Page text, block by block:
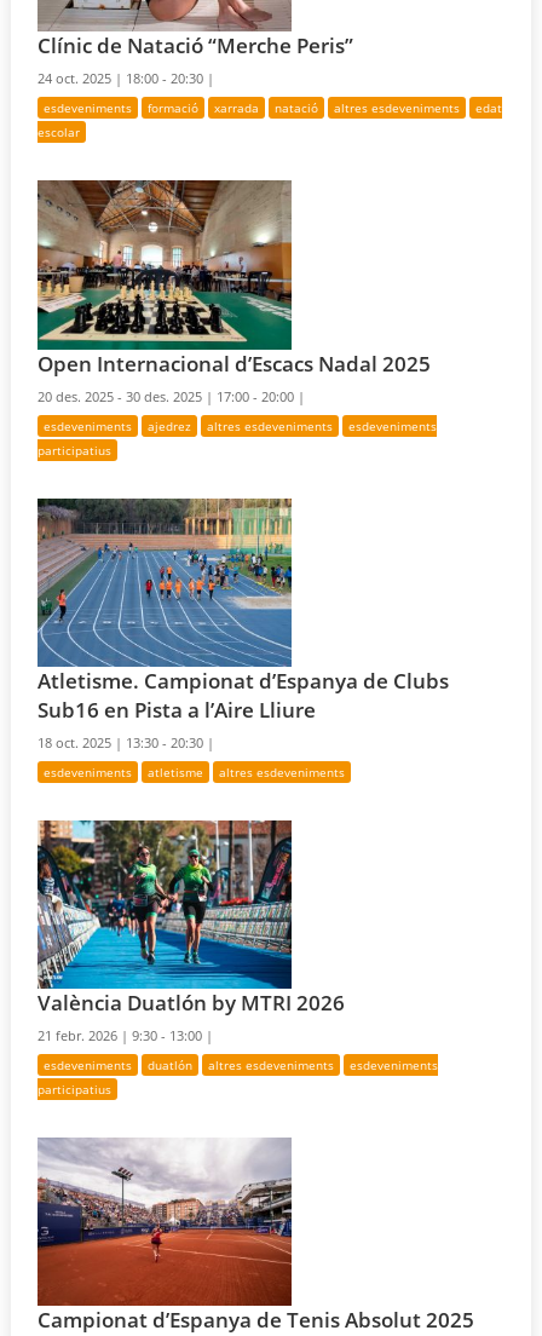
Clínic de Natació “Merche Peris”
24 oct. 2025 | 18:00 - 20:30 |
esdeveniments formació xarrada natació altres esdeveniments
edat
escolar
Open Internacional d’Escacs Nadal 2025
20 des. 2025 - 30 des. 2025 | 17:00 - 20:00 |
esdeveniments ajedrez altres esdeveniments
esdeveniments
participatius
Atletisme. Campionat d’Espanya de Clubs
Sub16 en Pista a l’Aire Lliure
18 oct. 2025 | 13:30 - 20:30 |
esdeveniments atletisme altres esdeveniments
València Duatlón by MTRI 2026
21 febr. 2026 |9:30 - 13:00 |
esdeveniments duatlón altres esdeveniments
esdeveniments
participatius
Campionat d’Espanya de Tenis Absolut 2025